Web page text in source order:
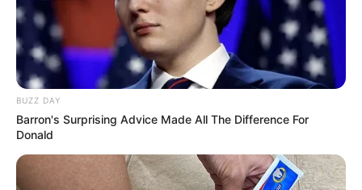
BUZZ DAY
Barron's Surprising Advice Made All The Difference For
Donald